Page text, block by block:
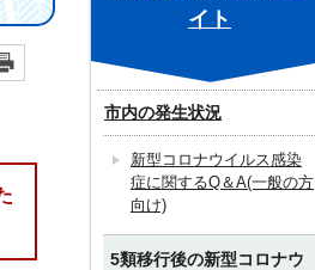
イト
市内の発生状況
新型コロナウイルス感染
症に関するQ＆A(一般の方
向け)
5類移行後の新型コロナウ